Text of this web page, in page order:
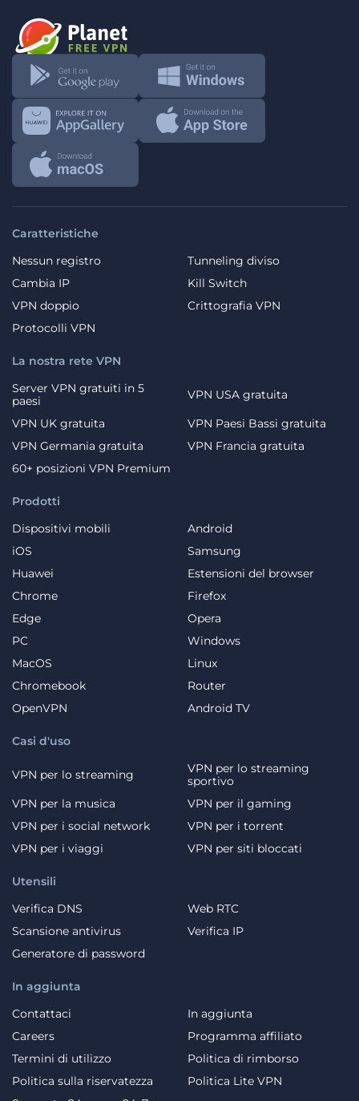
Caratteristiche
Nessun registro
Tunneling diviso
Cambia IP
Kill Switch
VPN doppio
Crittografia VPN
Protocolli VPN
Prodotti
Dispositivi mobili
Android
iOS
Samsung
Huawei
Estensioni del browser
Chrome
Firefox
Edge
Opera
PC
Windows
MacOS
Linux
Chromebook
Router
OpenVPN
Android TV
Casi d'uso
VPN per lo streaming
VPN per lo streaming
sportivo
VPN per la musica
VPN per il gaming
VPN per i social network
VPN per i torrent
VPN per i viaggi
VPN per siti bloccati
In aggiunta
Contattaci
In aggiunta
Careers
Programma affiliato
Termini di utilizzo
Politica di rimborso
Politica sulla riservatezza
Politica Lite VPN
La nostra rete VPN
Server VPN gratuiti in 5
paesi
VPN USA gratuita
VPN UK gratuita
VPN Paesi Bassi gratuita
VPN Germania gratuita
VPN Francia gratuita
60+ posizioni VPN Premium
Utensili
Verifica DNS
Web RTC
Scansione antivirus
Verifica IP
Generatore di password